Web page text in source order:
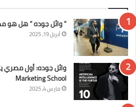
” وائل جوده ” هل هو
أبريل 19, 2025
وائل جوده: أول مصري
Marketing School
مارس 4, 2025